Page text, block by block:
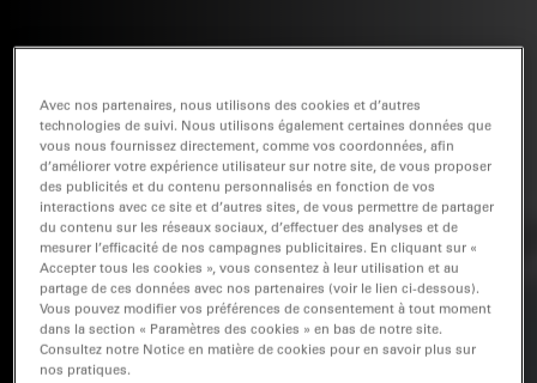
Avec nos partenaires, nous utilisons des cookies et d’autres
technologies de suivi. Nous utilisons également certaines données que
vous nous fournissez directement, comme vos coordonnées, afin
d’améliorer votre expérience utilisateur sur notre site, de vous proposer
des publicités et du contenu personnalisés en fonction de vos
interactions avec ce site et d’autres sites, de vous permettre de partager
du contenu sur les réseaux sociaux, d’effectuer des analyses et de
mesurer l’efficacité de nos campagnes publicitaires. En cliquant sur «
Accepter tous les cookies », vous consentez à leur utilisation et au
partage de ces données avec nos partenaires (voir le lien ci-dessous).
Vous pouvez modifier vos préférences de consentement à tout moment
dans la section « Paramètres des cookies » en bas de notre site.
Consultez notre Notice en matière de cookies pour en savoir plus sur
nos pratiques.